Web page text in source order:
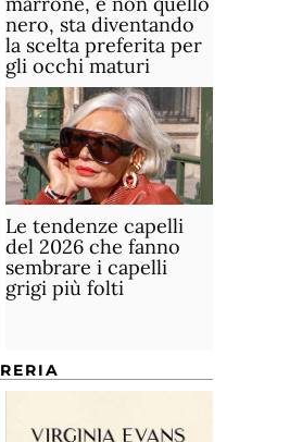
nero, sta diventando
la scelta preferita per
gli occhi maturi
Le tendenze capelli
del 2026 che fanno
sembrare i capelli
grigi più folti